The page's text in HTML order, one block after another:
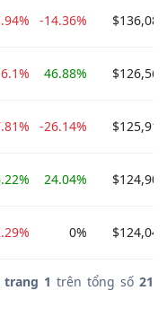
-14.36%
46.88%
-26.14%
24.04%
0%
trang 1 trên tổng số21